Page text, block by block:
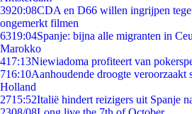
3920:08CDA en D66 willen ingrijpen
ongemerkt filmen
6319:04Spanje: bijna alle migranten in
Marokko
417:13Niewiadoma profiteert van
716:10Aanhoudende droogte
Holland
2715:52Italië hindert reizigers uit Spanje